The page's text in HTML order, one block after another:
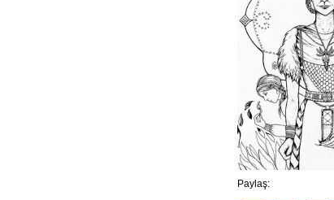
Paylaş: